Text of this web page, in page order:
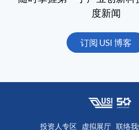
度新闻
订阅 USI 博客
投资人专区 虚拟展厅 联络